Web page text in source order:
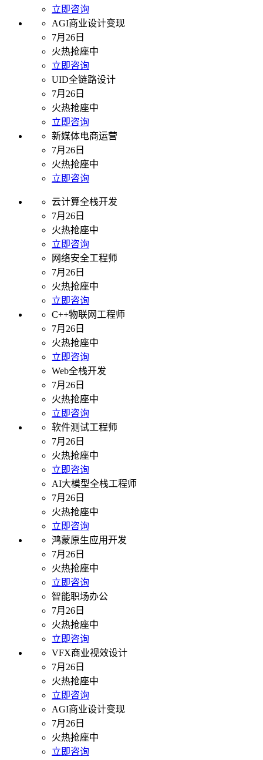
立即咨询
AGI商业设计变现
7月26日
火热抢座中
立即咨询
UID全链路设计
7月26日
火热抢座中
立即咨询
新媒体电商运营
7月26日
火热抢座中
立即咨询
云计算全栈开发
7月26日
火热抢座中
立即咨询
网络安全工程师
7月26日
火热抢座中
立即咨询
C++物联网工程师
7月26日
火热抢座中
立即咨询
Web全栈开发
7月26日
火热抢座中
立即咨询
软件测试工程师
7月26日
火热抢座中
立即咨询
AI大模型全栈工程师
7月26日
火热抢座中
立即咨询
鸿蒙原生应用开发
7月26日
火热抢座中
立即咨询
智能职场办公
7月26日
火热抢座中
立即咨询
VFX商业视效设计
7月26日
火热抢座中
立即咨询
AGI商业设计变现
7月26日
火热抢座中
立即咨询